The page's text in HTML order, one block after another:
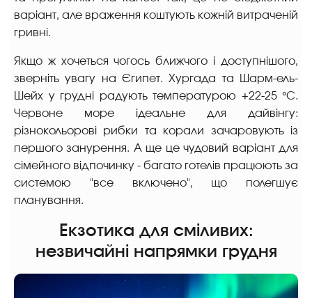
варіант, але враження коштують кожній витраченій
гривні.
Якщо ж хочеться чогось ближчого і доступнішого,
зверніть увагу на Єгипет. Хургада та Шарм-ель-
Шейх у грудні радують температурою +22-25 °C.
Червоне море ідеальне для дайвінгу:
різнокольорові рибки та корали зачаровують із
першого занурення. А ще це чудовий варіант для
сімейного відпочинку - багато готелів працюють за
системою "все включено", що полегшує
планування.
Екзотика для сміливих:
незвичайні напрямки грудня